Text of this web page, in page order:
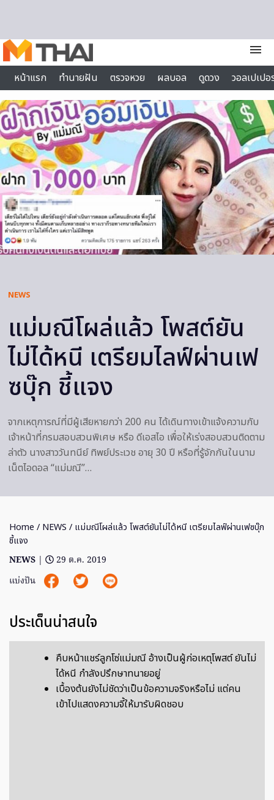
menu
หน้าแรก
ทำนายฝัน ตรวจหวย ผลบอล ดูดวง
วอลเปเป
ไลฟ์สไตล์
NEWS
แม่มณีโผล่แล้ว โพสต์ยัน
ไม่ได้หนี เตรียมไลฟ์ผ่านเฟ
ซบุ๊ก ชี้แจง
จากเหตุการณ์ที่มีผู้เสียหายกว่า 200 คน ได้เดินทางเข้าแจ้งความกับ
เจ้าหน้าที่กรมสอบสวนพิเศษ หรือ ดีเอสไอ เพื่อให้เร่งสอบสวนติดตาม
ล่าตัว นางสาววันทนีย์ ทิพย์ประเวช อายุ 30 ปี หรือที่รู้จักกันในนาม
เน็ตไอดอล “แม่มณี”…
Home / NEWS / แม่มณีโผล่แล้ว โพสต์ยันไม่ได้หนี เตรียมไลฟ์ผ่านเฟซบุ๊ก
ชี้แจง
NEWS |
29 ต.ค. 2019
แบ่งปัน
ประเด็นน่าสนใจ
คืบหน้าแชร์ลูกโซ่แม่มณี อ้างเป็นผู้ก่อเหตุโพสต์ ยันไม่
ได้หนี กำลังปรึกษาทนายอยู่
เบื้องต้นยังไม่ชัดว่าเป็นข้อความจริงหรือไม่ แต่คน
เข้าไปแสดงความจี้ให้มารับผิดชอบ